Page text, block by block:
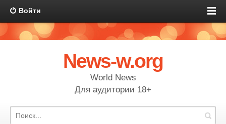
Войти
News-w.org
World News
Для аудитории 18+